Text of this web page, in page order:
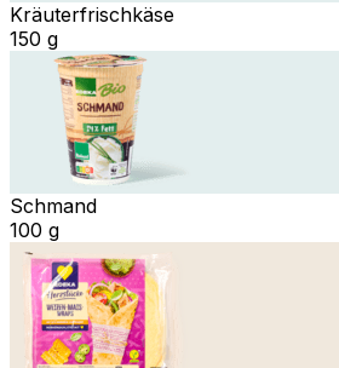
Kräuterfrischkäse
150 g
Schmand
100 g